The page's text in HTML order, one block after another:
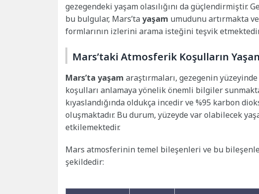
gezegendeki yaşam olasılığını da güçlendirmiştir.
bu bulgular, Mars’tayaşam umudunu artırmakta
formlarının izlerini arama isteğini teşvik
Mars’taki Atmosferik Koşulların
Mars’ta yaşam araştırmaları, gezegenin
koşulları anlamaya yönelik önemli bilgiler
kıyaslandığında oldukça incedir ve %95 karbon
oluşmaktadır. Bu durum, yüzeyde var olabilecek
etkilemektedir.
Mars atmosferinin temel bileşenleri ve bu
şekildedir: